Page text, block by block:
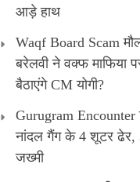
आड़े हाथ
Waqf Board Scam
बरेलवी ने वक्फ माफिया
बैठाएंगे CM योगी?
Gurugram
नांदल गैंग के 4 शूटर ढेर,
जख्मी